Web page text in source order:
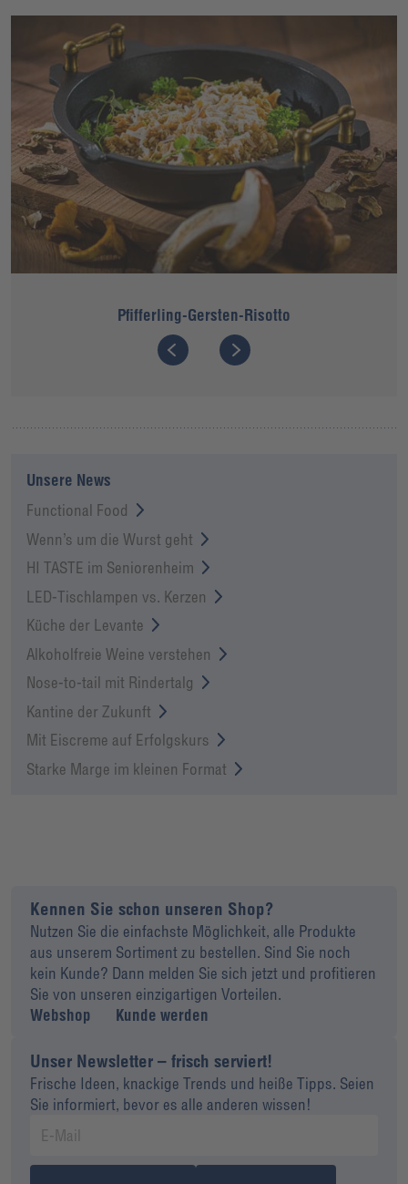
Pfifferling-Gersten-Risotto
Unsere News
Functional Food
Wenn’s um die Wurst geht
HI TASTE im Seniorenheim
LED-Tischlampen vs. Kerzen
Küche der Levante
Alkoholfreie Weine verstehen
Nose-to-tail mit Rindertalg
Kantine der Zukunft
Mit Eiscreme auf Erfolgskurs
Starke Marge im kleinen Format
Kennen Sie schon unseren Shop?
Nutzen Sie die einfachste Möglichkeit, alle Produkte
aus unserem Sortiment zu bestellen. Sind Sie noch
kein Kunde? Dann melden Sie sich jetzt und profitieren
Sie von unseren einzigartigen Vorteilen.
Webshop
Kunde werden
Unser Newsletter – frisch serviert!
Frische Ideen, knackige Trends und heiße Tipps. Seien
Sie informiert, bevor es alle anderen wissen!